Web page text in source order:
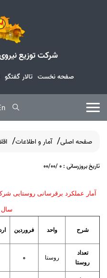
صفحه نخست تالار گفتگو
شرکت توزیع
صفحه اصلی آمار و اطلاعات
تاریخ بروزرسانی : 0 /00/00
آمار عملکرد برقرسانی روستایی
سال 1400
شرح واحد فروردین
تعداد
روستا
روستا 0